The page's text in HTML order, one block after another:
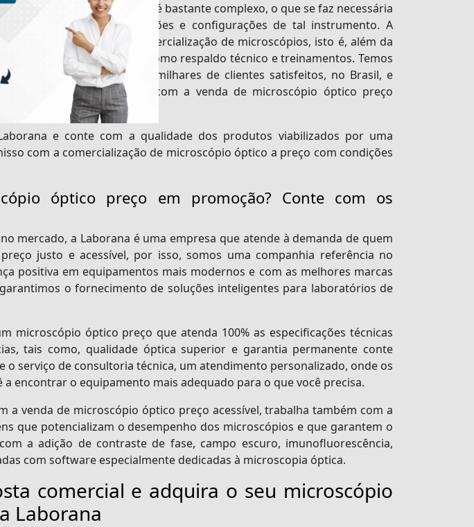
da microscopia óptica é bastante complexo, o que se faz necessária
visto a quantidade de opções e configurações de tal instrumento. A
oferece soluções na comercialização de microscópios, isto é, além da
as condições acessórias como respaldo técnico e treinamentos. Temos
de produtos, com milhares de clientes satisfeitos, no Brasil, e
mercado e que trabalha com a venda de microscópio óptico preço
benefício.
e conte com a qualidade dos produtos viabilizados por uma
com a comercialização de microscópio óptico a preço com condições
óptico preço em promoção? Conte com os
mercado, a Laborana é uma empresa que atende à demanda de quem
justo e acessível, por isso, somos uma companhia referência no
positiva em equipamentos mais modernos e com as melhores marcas
o fornecimento de soluções inteligentes para laboratórios de
microscópio óptico preço que atenda 100% as especificações técnicas
tais como, qualidade óptica superior e garantia permanente conte
o serviço de consultoria técnica, um atendimento personalizado, onde os
encontrar o equipamento mais adequado para o que você precisa.
a venda de microscópio óptico preço acessível, trabalha também com a
que potencializam o desempenho dos microscópios e que garantem o
a adição de contraste de fase, campo escuro, imunofluorescência,
com software especialmente dedicadas à microscopia óptica.
comercial e adquira o seu microscópio
Laborana